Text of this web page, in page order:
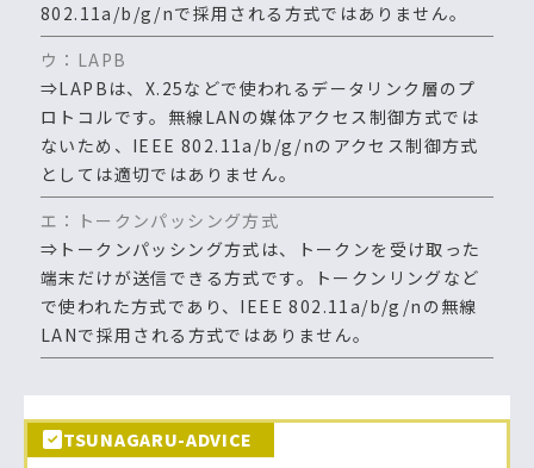
802.11a/b/g/nで採用される方式ではありません。
ウ：LAPB
⇒LAPBは、X.25などで使われるデータリンク層のプ
ロトコルです。無線LANの媒体アクセス制御方式では
ないため、IEEE 802.11a/b/g/nのアクセス制御方式
としては適切ではありません。
エ：トークンパッシング方式
⇒トークンパッシング方式は、トークンを受け取った
端末だけが送信できる方式です。トークンリングなど
で使われた方式であり、IEEE 802.11a/b/g/nの無線
LANで採用される方式ではありません。
TSUNAGARU-ADVICE